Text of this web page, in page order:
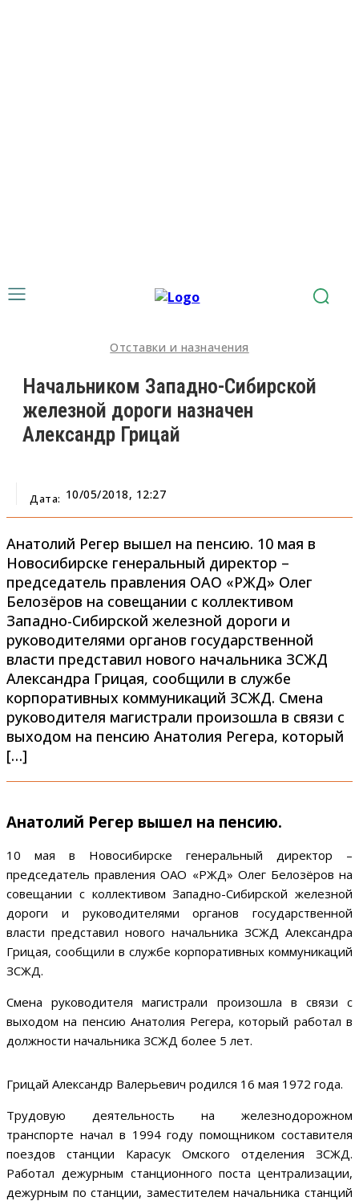
Отставки и назначения
Начальником Западно-Сибирской
железной дороги назначен
Александр Грицай
Дата: 10/05/2018, 12:27
Анатолий Регер вышел на пенсию. 10 мая в
Новосибирске генеральный директор –
председатель правления ОАО «РЖД» Олег
Белозёров на совещании с коллективом
Западно-Сибирской железной дороги и
руководителями органов государственной
власти представил нового начальника ЗСЖД
Александра Грицая, сообщили в службе
корпоративных коммуникаций ЗСЖД. Смена
руководителя магистрали произошла в связи с
выходом на пенсию Анатолия Регера, который
[…]
Анатолий Регер вышел на пенсию.
10 мая в Новосибирске генеральный директор –
председатель правления ОАО «РЖД» Олег Белозёров на
совещании с коллективом Западно-Сибирской железной
дороги и руководителями органов государственной
власти представил нового начальника ЗСЖД Александра
Грицая, сообщили в службе корпоративных коммуникаций
ЗСЖД.
Смена руководителя магистрали произошла в связи с
выходом на пенсию Анатолия Регера, который работал в
должности начальника ЗСЖД более 5 лет.
Грицай Александр Валерьевич родился 16 мая 1972 года.
Трудовую деятельность на железнодорожном
транспорте начал в 1994 году помощником составителя
поездов станции Карасук Омского отделения ЗСЖД.
Работал дежурным станционного поста централизации,
дежурным по станции, заместителем начальника станций